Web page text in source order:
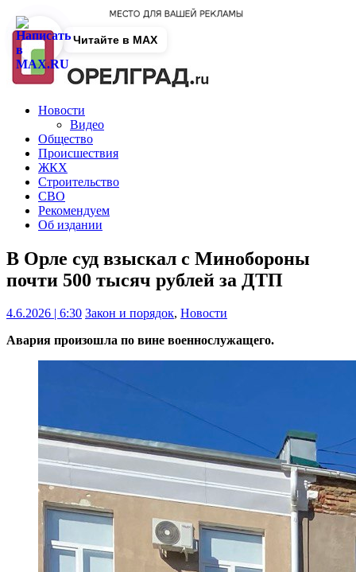
Новости
Видео
Общество
Происшествия
ЖКХ
Строительство
СВО
Рекомендуем
Об издании
В Орле суд взыскал с Минобороны
почти 500 тысяч рублей за ДТП
4.6.2026 | 6:30 Закон и порядок, Новости
Авария произошла по вине военнослужащего.
Читайте в MAX